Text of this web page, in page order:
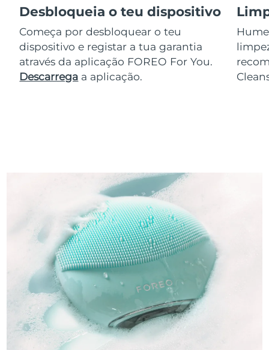
Desbloqueia o teu dispositivo
Começa por desbloquear o teu
dispositivo e registar a tua garantia
através da aplicação FOREO For You.
Descarrega a aplicação.